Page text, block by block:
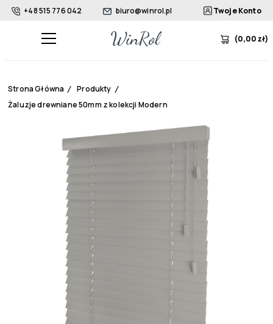
+48 515 776 042 biuro@winrol.pl Twoje Konto
(0,00zł)
Strona Główna / Produkty /
Żaluzje drewniane 50mm z kolekcji Modern